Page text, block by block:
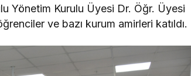
Yönetim Kurulu Üyesi Dr. Öğr. Üyesi
ve bazı kurum amirleri katıldı.